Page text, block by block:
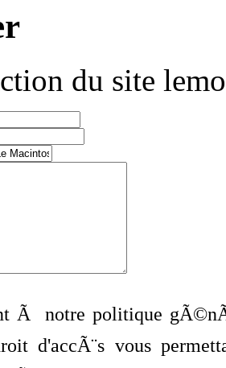
du site
Ã notre politique
d'accÃ¨s vous